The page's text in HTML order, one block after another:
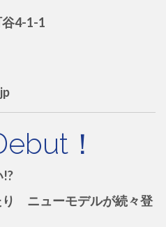
4-1-1
！
!?
り ニューモデルが続々登